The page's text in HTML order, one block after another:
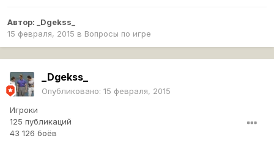
Автор:
_Dgekss_
15 февраля, 2015 в Вопросы по игре
_Dgekss_
Опубликовано: 15 февраля, 2015
Игроки
125 публикаций
43 126 боёв